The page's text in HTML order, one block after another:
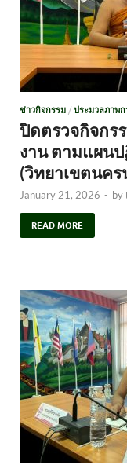
ข่าวกิจกรรม / ประมวลภาพก
ปิดตรวจกิจกร
งาน ตามแผน
(วิทยาเขตนคร
January 21, 2026 - by
READ MORE